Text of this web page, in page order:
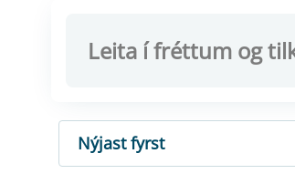
RÖÐUN